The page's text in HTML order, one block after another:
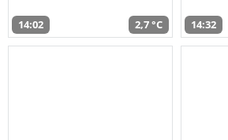
14:02 2,7 °C 14:32